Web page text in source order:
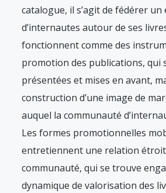
catalogue, il s’agit de fédérer un
d’internautes autour de ses
fonctionnent comme des
promotion des publications, qui
présentées et mises en avant,
construction d’une image de
auquel la communauté
Les formes promotionnelles
entretiennent une relation
communauté, qui se trouve
dynamique de valorisation des